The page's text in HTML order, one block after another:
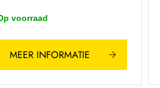
voorraad
MEER INFORMATIE